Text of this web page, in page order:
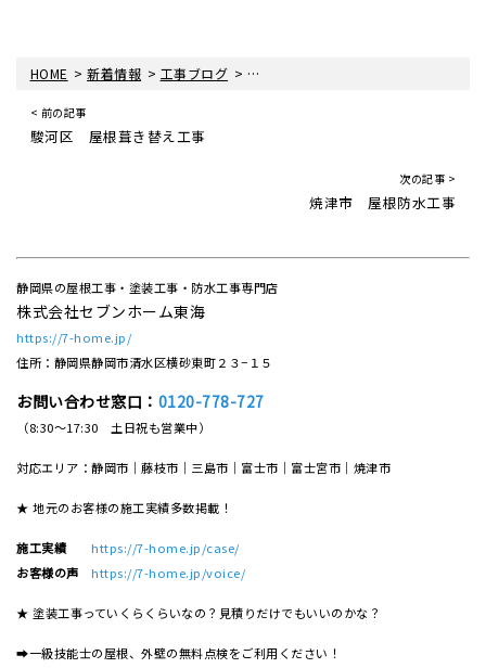
HOME >新着情報 > 工事ブログ > 清水区 雨漏り工事(スレート工事)
< 前の記事
駿河区 屋根葺き替え工事
次の記事 >
焼津市 屋根防水工事
静岡県の屋根工事・塗装工事・防水工事専門店
株式会社セブンホーム東海
https://7-home.jp/
住所：静岡県静岡市清水区横砂東町２３−１５
お問い合わせ窓口： 0120-778-727
（8:30～17:30 土日祝も営業中）
対応エリア：静岡市｜藤枝市｜三島市｜富士市｜富士宮市｜焼津市
★ 地元のお客様の施工実績多数掲載！
施工実績
https://7-home.jp/case/
お客様の声
https://7-home.jp/voice/
★ 塗装工事っていくらくらいなの？見積りだけでもいいのかな？
➡一級技能士の屋根、外壁の無料点検をご利用ください！